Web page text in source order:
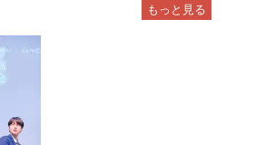
もっと見る